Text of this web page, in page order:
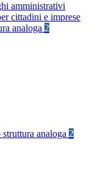
amministrativi
cittadini e imprese
analoga 2
analoga 2